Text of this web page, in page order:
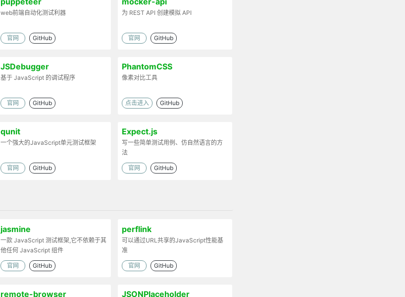
web前端自动化测试利器
官网 GitHub
为 REST API 创建模拟 API
官网 GitHub
JSDebugger
基于 JavaScript 的调试程序
官网 GitHub
PhantomCSS
像素对比工具
点击进入 GitHub
qunit
一个强大的JavaScript单元测试框架
官网 GitHub
Expect.js
写一些简单测试用例、仿自然语言的方
法
官网 GitHub
jasmine
一款 JavaScript 测试框架,它不依赖于其
他任何 JavaScript 组件
官网 GitHub
perflink
可以通过URL共享的JavaScript性能基
准
官网 GitHub
remote-browser JSONPlaceholder